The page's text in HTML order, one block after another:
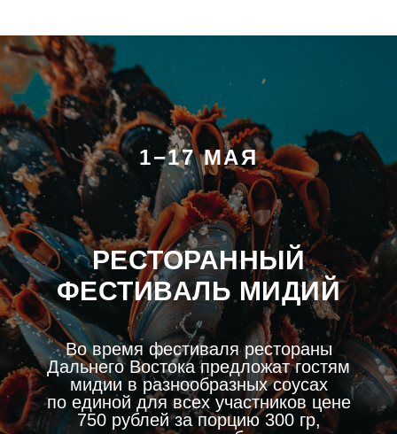
1−17 МАЯ
РЕСТОРАННЫЙ
ФЕСТИВАЛЬ МИДИЙ
Во время фестиваля рестораны
Дальнего Востока предложат гостям
мидии в разнообразных соусах
по единой для всех участников цене
750 рублей за порцию 300 гр,